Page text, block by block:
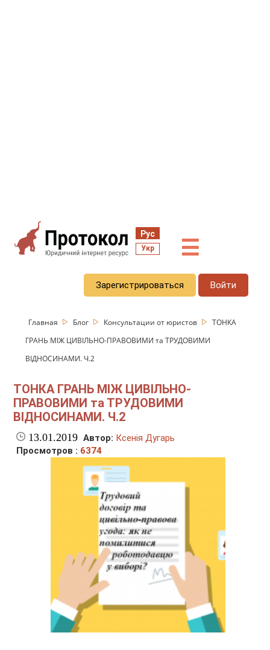
Рус
Укр ☰
Зарегистрироваться Войти
Главная Блог Консультации от юристов
ТОНКА
ГРАНЬ МІЖ ЦИВІЛЬНО-ПРАВОВИМИ та ТРУДОВИМИ
ВІДНОСИНАМИ. Ч.2
ТОНКА ГРАНЬ МІЖ ЦИВІЛЬНО-
ПРАВОВИМИ та ТРУДОВИМИ
ВІДНОСИНАМИ. Ч.2
13.01.2019 Автор: Ксенія Дугарь
Просмотров : 6374